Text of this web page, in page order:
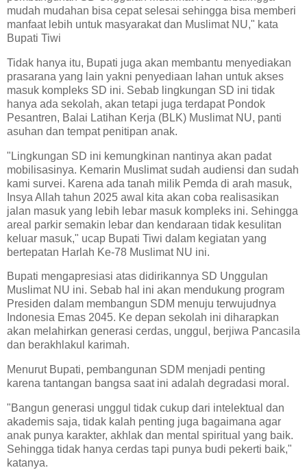
mudah mudahan bisa cepat selesai sehingga bisa memberi
manfaat lebih untuk masyarakat dan Muslimat NU," kata
Bupati Tiwi
Tidak hanya itu, Bupati juga akan membantu menyediakan
prasarana yang lain yakni penyediaan lahan untuk akses
masuk kompleks SD ini. Sebab lingkungan SD ini tidak
hanya ada sekolah, akan tetapi juga terdapat Pondok
Pesantren, Balai Latihan Kerja (BLK) Muslimat NU, panti
asuhan dan tempat penitipan anak.
"Lingkungan SD ini kemungkinan nantinya akan padat
mobilisasinya. Kemarin Muslimat sudah audiensi dan sudah
kami survei. Karena ada tanah milik Pemda di arah masuk,
Insya Allah tahun 2025 awal kita akan coba realisasikan
jalan masuk yang lebih lebar masuk kompleks ini. Sehingga
areal parkir semakin lebar dan kendaraan tidak kesulitan
keluar masuk," ucap Bupati Tiwi dalam kegiatan yang
bertepatan Harlah Ke-78 Muslimat NU ini.
Bupati mengapresiasi atas didirikannya SD Unggulan
Muslimat NU ini. Sebab hal ini akan mendukung program
Presiden dalam membangun SDM menuju terwujudnya
Indonesia Emas 2045. Ke depan sekolah ini diharapkan
akan melahirkan generasi cerdas, unggul, berjiwa Pancasila
dan berakhlakul karimah.
Menurut Bupati, pembangunan SDM menjadi penting
karena tantangan bangsa saat ini adalah degradasi moral.
"Bangun generasi unggul tidak cukup dari intelektual dan
akademis saja, tidak kalah penting juga bagaimana agar
anak punya karakter, akhlak dan mental spiritual yang baik.
Sehingga tidak hanya cerdas tapi punya budi pekerti baik,"
katanya.